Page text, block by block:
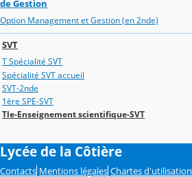
de Gestion
Option Management et Gestion (en 2nde)
SVT
T Spécialité SVT
Spécialité SVT accueil
SVT-2nde
1ère SPE-SVT
Tle-Enseignement scientifique-SVT
Lycée de la Côtière
Contacts Mentions légales Chartes d'utilisation